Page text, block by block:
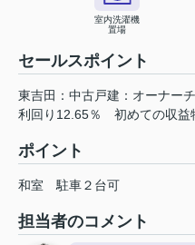
室内洗濯機
置場
セールスポイント
東吉田：中古戸建：オーナ
利回り12.65％ 初めての収益
ポイント
和室 駐車２台可
担当者のコメント